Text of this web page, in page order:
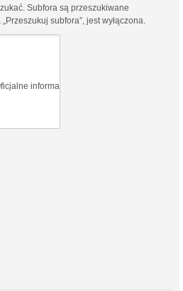
Subfora są przeszukiwane
subfora”, jest wyłączona.